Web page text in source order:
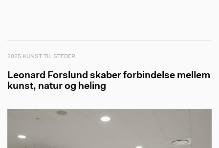
2025 KUNST TIL STEDER
Leonard Forslund skaber forbindelse mellem
kunst, natur og heling